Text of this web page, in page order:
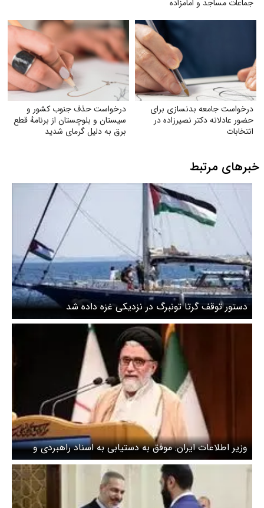
جماعات مساجد و امامزاده
درخواست جامعه بدنسازی برای
حضور عادلانه دکتر نصیرزاده در
انتخابات
درخواست حذف جنوب کشور و
سیستان و بلوچستان از برنامهٔ قطع
برق به دلیل گرمای شدید
خبرهای مرتبط
دستور توقف گرتا تونبرگ در نزدیکی غزه داده شد
وزیر اطلاعات ایران: موفق به دستیابی به اسناد راهبردی و
اتمی اسرائیل شدیم